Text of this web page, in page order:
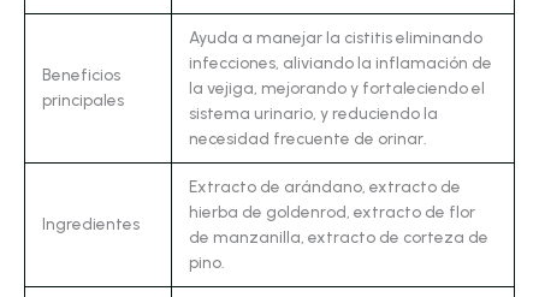
Beneficios
principales
Ayuda a manejar la cistitis eliminando
infecciones, aliviando la inflamación de
la vejiga, mejorando y fortaleciendo el
sistema urinario, y reduciendo la
necesidad frecuente de orinar.
Ingredientes
Extracto de arándano, extracto de
hierba de goldenrod, extracto de flor
de manzanilla, extracto de corteza de
pino.